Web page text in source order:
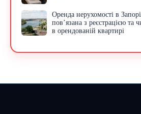
Оренда нерухомості в
пов’язана з реєстрацією та
в орендованій квартирі